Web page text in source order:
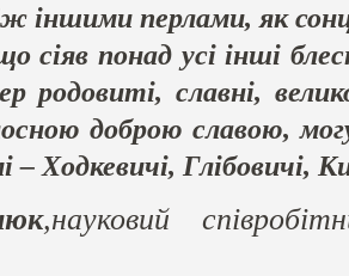
іншими перлами, як
сіяв понад усі інші
родовиті, славні,
доброю славою,
– Ходкевичі, Глібовичі,
,науковий